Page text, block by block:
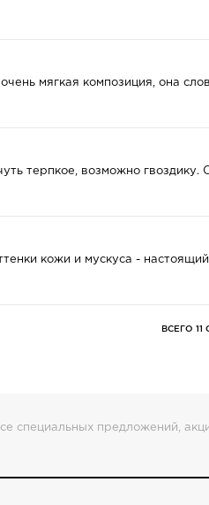
мягкая композиция, она
терпкое, возможно гвоздику.
кожи и мускуса - настоящий
ВСЕГО 11
специальных предложений,